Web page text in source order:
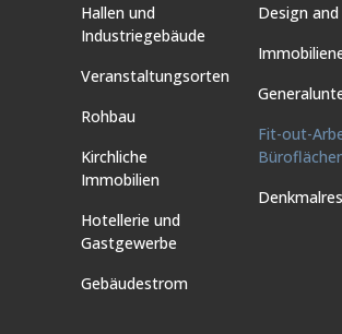
Hallen und
Industriegebäude
Veranstaltungsorten
Rohbau
Kirchliche
Immobilien
Hotellerie und
Gastgewerbe
Gebäudestrom
Design and
Fit-out-